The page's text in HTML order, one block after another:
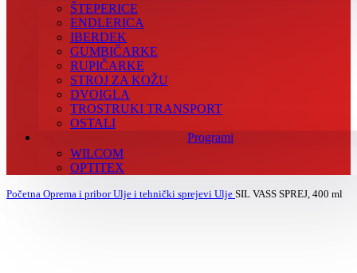
ŠTEPERICE
ENDLERICA
IBERDEK
GUMBIČARKE
RUPIČARKE
STROJ ZA KOŽU
DVOIGLA
TROSTRUKI TRANSPORT
OSTALI
Programi
WILCOM
OPTITEX
Početna Oprema i priborUlje i tehnički sprejevi Ulje SIL VASS SPREJ, 400 ml